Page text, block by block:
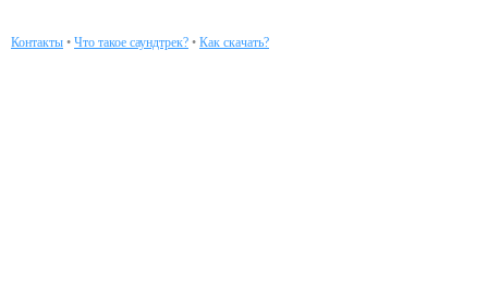
Контакты • Что такое саундтрек? • Как скачать?